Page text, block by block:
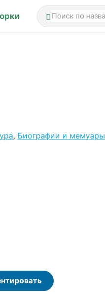
, Биографии и мемуары